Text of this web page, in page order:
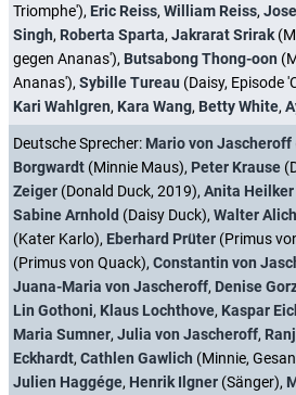
Triomphe'), Eric Reiss, William Reiss,
Singh, Roberta Sparta, Jakrarat Srirak
gegen Ananas'), Butsabong Thong-oon
Ananas'), Sybille Tureau (Daisy, Episode
Kari Wahlgren, Kara Wang, Betty White,
Deutsche Sprecher: Mario von Jascheroff
Borgwardt (Minnie Maus), Peter Krause
Zeiger (Donald Duck, 2019), Anita Heilker
Sabine Arnhold (Daisy Duck), Walter Alich
(Kater Karlo), Eberhard Prüter (Primus
(Primus von Quack), Constantin von
Juana-Maria von Jascheroff, Denise
Lin Gothoni, Klaus Lochthove, Kaspar
Maria Sumner, Julia von Jascheroff,
Eckhardt, Cathlen Gawlich (Minnie,
Julien Haggége, Henrik Ilgner (Sänger),